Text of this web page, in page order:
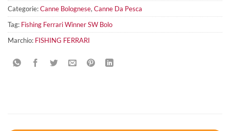
Categorie:Canne Bolognese, Canne Da Pesca
Tag: Fishing Ferrari Winner SW Bolo
Marchio: FISHING FERRARI